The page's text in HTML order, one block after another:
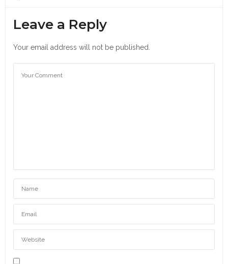
Leave a Reply
Your email address will not be published.